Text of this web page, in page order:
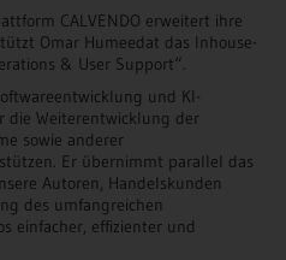
CALVENDO erweitert ihre
Omar Humeedat das Inhouse-
& User Support“.
und KI-
die Weiterentwicklung der
sowie anderer
Er übernimmt parallel das
Autoren, Handelskunden
des umfangreichen
einfacher, effizienter und